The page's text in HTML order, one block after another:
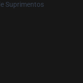
Suprimentos